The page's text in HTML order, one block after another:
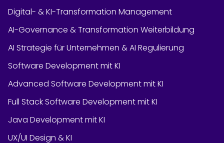
Digital- & KI-Transformation Management
AI-Governance & Transformation Weiterbildung
AI Strategie für Unternehmen & AI Regulierung
Software Development mit KI
Advanced Software Development mit KI
Full Stack Software Development mit KI
Java Development mit KI
UX/UI Design & KI